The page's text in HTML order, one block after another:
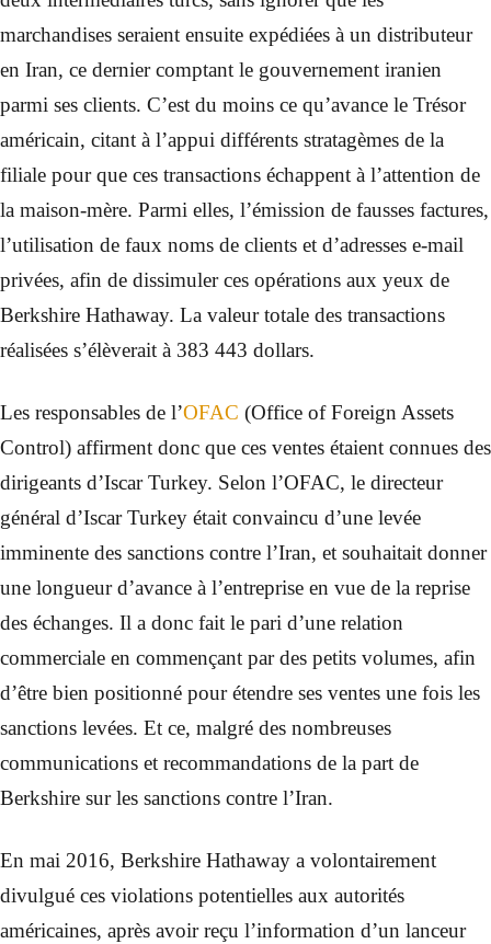
marchandises seraient ensuite expédiées à un distributeur
en Iran, ce dernier comptant le gouvernement iranien
parmi ses clients. C’est du moins ce qu’avance le Trésor
américain, citant à l’appui différents stratagèmes de la
filiale pour que ces transactions échappent à l’attention de
la maison-mère. Parmi elles, l’émission de fausses factures,
l’utilisation de faux noms de clients et d’adresses e-mail
privées, afin de dissimuler ces opérations aux yeux de
Berkshire Hathaway. La valeur totale des transactions
réalisées s’élèverait à 383 443 dollars.
Les responsables de l’OFAC (Office of Foreign Assets
Control) affirment donc que ces ventes étaient connues des
dirigeants d’Iscar Turkey. Selon l’OFAC, le directeur
général d’Iscar Turkey était convaincu d’une levée
imminente des sanctions contre l’Iran, et souhaitait donner
une longueur d’avance à l’entreprise en vue de la reprise
des échanges. Il a donc fait le pari d’une relation
commerciale en commençant par des petits volumes, afin
d’être bien positionné pour étendre ses ventes une fois les
sanctions levées. Et ce, malgré des nombreuses
communications et recommandations de la part de
Berkshire sur les sanctions contre l’Iran.
En mai 2016, Berkshire Hathaway a volontairement
divulgué ces violations potentielles aux autorités
américaines, après avoir reçu l’information d’un lanceur